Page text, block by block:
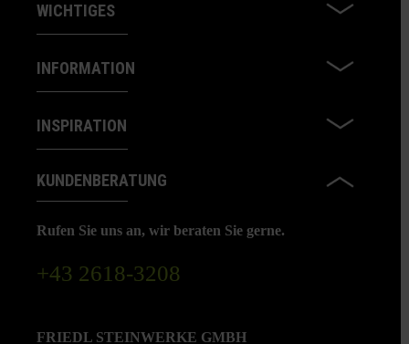
WICHTIGES
INFORMATION
INSPIRATION
KUNDENBERATUNG
Rufen Sie uns an, wir beraten Sie gerne.
+43 2618-3208
FRIEDL STEINWERKE GMBH